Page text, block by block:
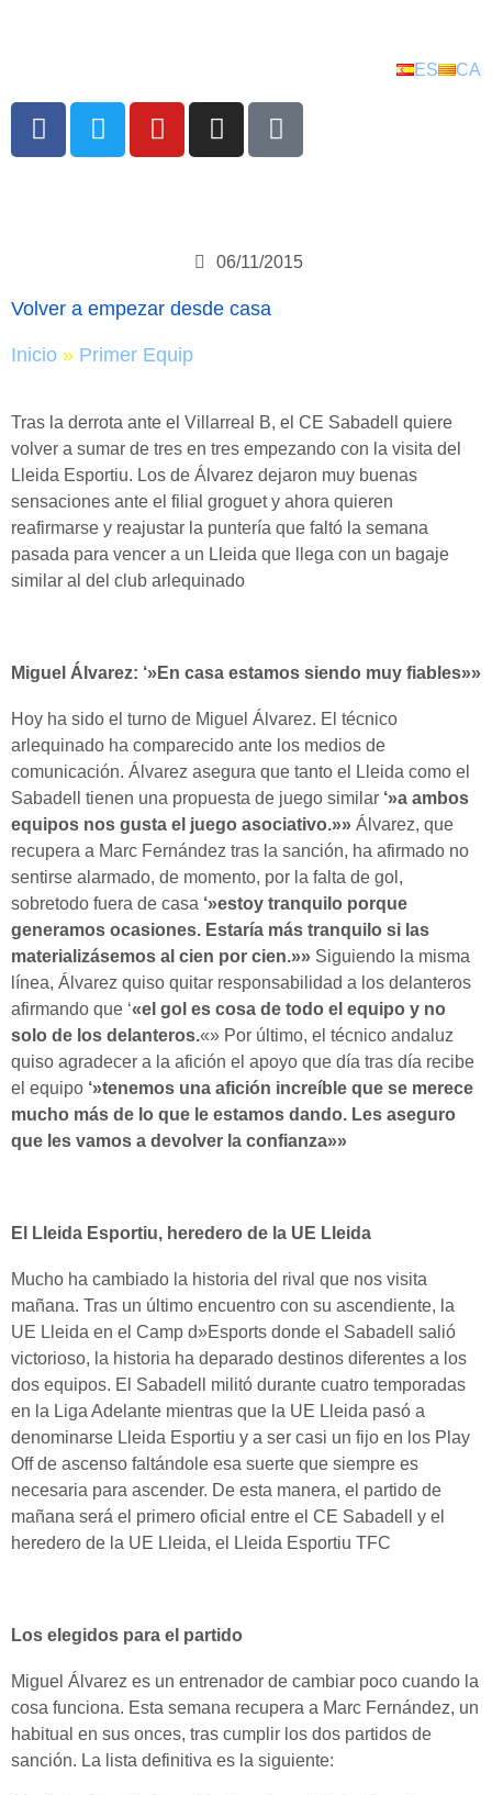
ES CA
06/11/2015
Volver a empezar desde casa
Inicio » Primer Equip
Tras la derrota ante el Villarreal B, el CE Sabadell quiere
volver a sumar de tres en tres empezando con la visita del
Lleida Esportiu. Los de Álvarez dejaron muy buenas
sensaciones ante el filial groguet y ahora quieren
reafirmarse y reajustar la puntería que faltó la semana
pasada para vencer a un Lleida que llega con un bagaje
similar al del club arlequinado
Miguel Álvarez: ‘»En casa estamos siendo muy fiables»»
Hoy ha sido el turno de Miguel Álvarez. El técnico
arlequinado ha comparecido ante los medios de
comunicación. Álvarez asegura que tanto el Lleida como el
Sabadell tienen una propuesta de juego similar ‘»a ambos
equipos nos gusta el juego asociativo.»» Álvarez, que
recupera a Marc Fernández tras la sanción, ha afirmado no
sentirse alarmado, de momento, por la falta de gol,
sobretodo fuera de casa ‘»estoy tranquilo porque
generamos ocasiones. Estaría más tranquilo si las
materializásemos al cien por cien.»» Siguiendo la misma
línea, Álvarez quiso quitar responsabilidad a los delanteros
afirmando que ‘«el gol es cosa de todo el equipo y no
solo de los delanteros.«» Por último, el técnico andaluz
quiso agradecer a la afición el apoyo que día tras día recibe
el equipo ‘»tenemos una afición increíble que se merece
mucho más de lo que le estamos dando. Les aseguro
que les vamos a devolver la confianza»»
El Lleida Esportiu, heredero de la UE Lleida
Mucho ha cambiado la historia del rival que nos visita
mañana. Tras un último encuentro con su ascendiente, la
UE Lleida en el Camp d»Esports donde el Sabadell salió
victorioso, la historia ha deparado destinos diferentes a los
dos equipos. El Sabadell militó durante cuatro temporadas
en la Liga Adelante mientras que la UE Lleida pasó a
denominarse Lleida Esportiu y a ser casi un fijo en los Play
Off de ascenso faltándole esa suerte que siempre es
necesaria para ascender. De esta manera, el partido de
mañana será el primero oficial entre el CE Sabadell y el
heredero de la UE Lleida, el Lleida Esportiu TFC
Los elegidos para el partido
Miguel Álvarez es un entrenador de cambiar poco cuando la
cosa funciona. Esta semana recupera a Marc Fernández, un
habitual en sus onces, tras cumplir los dos partidos de
sanción. La lista definitiva es la siguiente: